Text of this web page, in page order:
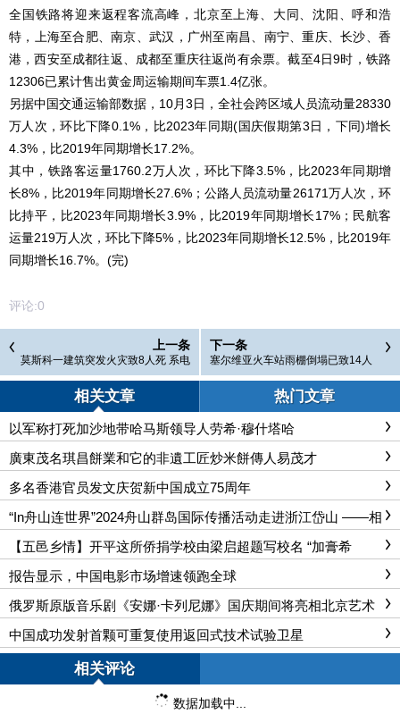
全国铁路将迎来返程客流高峰，北京至上海、大同、沈阳、呼和浩
特，上海至合肥、南京、武汉，广州至南昌、南宁、重庆、长沙、香
港，西安至成都往返、成都至重庆往返尚有余票。截至4日9时，铁路
12306已累计售出黄金周运输期间车票1.4亿张。
另据中国交通运输部数据，10月3日，全社会跨区域人员流动量28330
万人次，环比下降0.1%，比2023年同期(国庆假期第3日，下同)增长
4.3%，比2019年同期增长17.2%。
其中，铁路客运量1760.2万人次，环比下降3.5%，比2023年同期增
长8%，比2019年同期增长27.6%；公路人员流动量26171万人次，环
比持平，比2023年同期增长3.9%，比2019年同期增长17%；民航客
运量219万人次，环比下降5%，比2023年同期增长12.5%，比2019年
同期增长16.7%。(完)
评论:0
上一条
莫斯科一建筑突发火灾致8人死 系电
网故障引起
下一条
塞尔维亚火车站雨棚倒塌已致14人
死亡
相关文章 热门文章
以军称打死加沙地带哈马斯领导人劳希·穆什塔哈
廣東茂名琪昌餅業和它的非遺工匠炒米餅傳人易茂才
多名香港官员发文庆贺新中国成立75周年
“In舟山连世界”2024舟山群岛国际传播活动走进浙江岱山 ——相
约千年古城共享海岛非遗
【五邑乡情】开平这所侨捐学校由梁启超题写校名 “加膏希
光”延续至今
报告显示，中国电影市场增速领跑全球
俄罗斯原版音乐剧《安娜·卡列尼娜》国庆期间将亮相北京艺术
中心
中国成功发射首颗可重复使用返回式技术试验卫星
相关评论
数据加载中...